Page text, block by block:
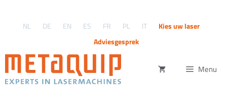
NL DE EN ES FR PL IT
Kies uw laser
Adviesgesprek
Menu